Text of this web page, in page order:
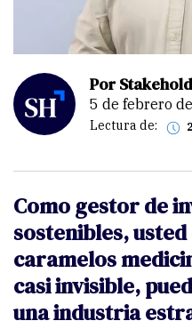
Por
5 de febrero
Lectura de:
Como gestor de
sostenibles,
caramelos
casi invisible,
una industria